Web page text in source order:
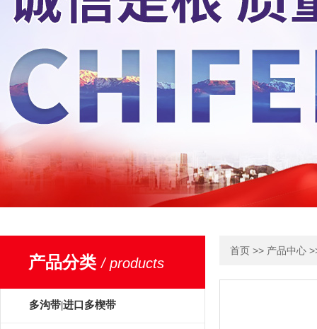
产品分类/ products
多沟带|进口多楔带
首页 >> 产品中心